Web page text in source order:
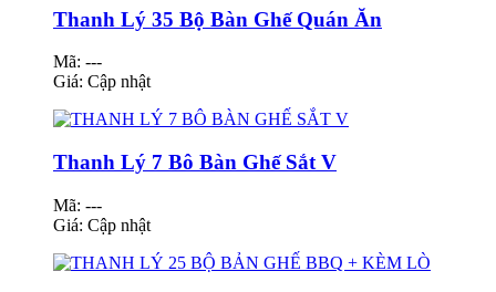
Thanh Lý 35 Bộ Bàn Ghế Quán Ăn
Mã: ---
Giá: Cập nhật
Thanh Lý 7 Bô Bàn Ghế Sắt V
Mã: ---
Giá: Cập nhật